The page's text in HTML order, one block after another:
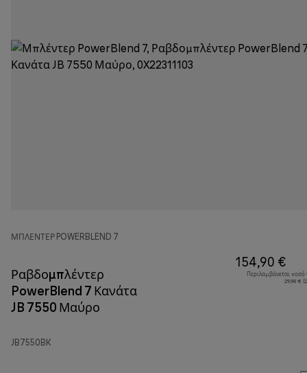
ΜΠΛΈΝΤΕΡ POWERBLEND 7
Ραβδομπλέντερ
PowerBlend 7 Κανάτα
JB 7550 Μαύρο
JB7550BK
154,90 €
Περιλαμβάνεται
29,98 €